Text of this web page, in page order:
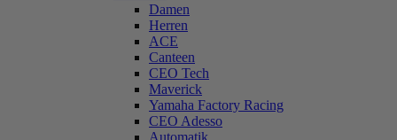
Damen
Herren
ACE
Canteen
CEO Tech
Maverick
Yamaha Factory Racing
CEO Adesso
Automatik